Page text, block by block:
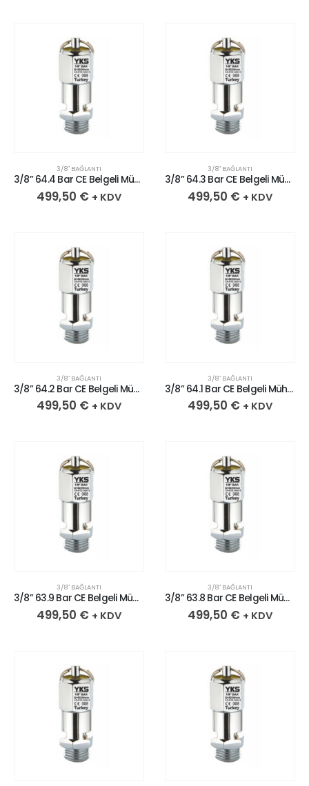
3/8″ BAĞLANTI
3/8” 64.4 Bar CE Belgeli Mühürlü Krom Kaplı Pirinç Emniyet Ventili
499,50 € + KDV
3/8″ BAĞLANTI
3/8” 64.3 Bar CE Belgeli Mühürlü Krom Kaplı Pirinç Emniyet Ventili
499,50 € + KDV
3/8″ BAĞLANTI
3/8” 64.2 Bar CE Belgeli Mühürlü Krom Kaplı Pirinç Emniyet Ventili
499,50 € + KDV
3/8″ BAĞLANTI
3/8” 64.1 Bar CE Belgeli Mühürlü Krom Kaplı Pirinç Emniyet Ventili
499,50 € + KDV
3/8″ BAĞLANTI
3/8” 63.9 Bar CE Belgeli Mühürlü Krom Kaplı Pirinç Emniyet Ventili
499,50 € + KDV
3/8″ BAĞLANTI
3/8” 63.8 Bar CE Belgeli Mühürlü Krom Kaplı Pirinç Emniyet Ventili
499,50 € + KDV